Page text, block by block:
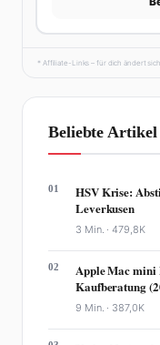
* Affiliate-Links – für dich ändert
Beliebte Artikel
01
HSV Krise:
Leverkusen
3 Min. ·479,8K
02
Apple Mac mini
Kaufberatung
9 Min. · 387,0K